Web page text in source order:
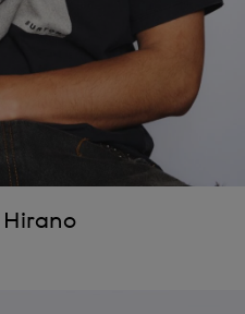
Hirano